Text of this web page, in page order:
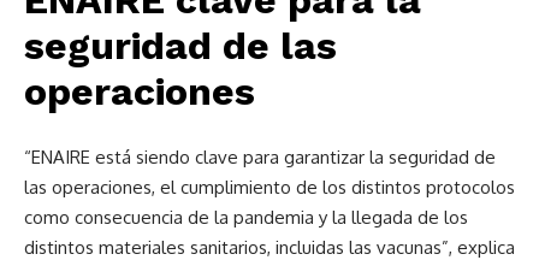
seguridad de las
operaciones
“ENAIRE está siendo clave para garantizar la seguridad de
las operaciones, el cumplimiento de los distintos protocolos
como consecuencia de la pandemia y la llegada de los
distintos materiales sanitarios, incluidas las vacunas”, explica